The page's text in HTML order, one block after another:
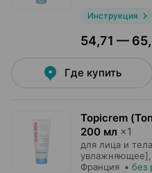
Инструкция
54,71 —
Где купить
Topicrem
200 мл ×1
для лица и
увлажняющее],
Франция • без